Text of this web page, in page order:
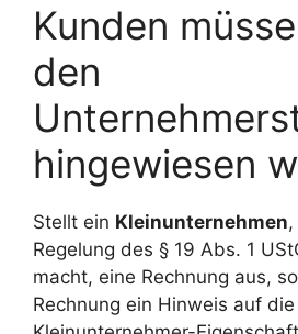
Kunden
den
hingewiesen
Stellt ein Kleinunternehmen
Regelung des § 19 Abs. 1
macht, eine Rechnung aus,
Rechnung ein Hinweis auf die